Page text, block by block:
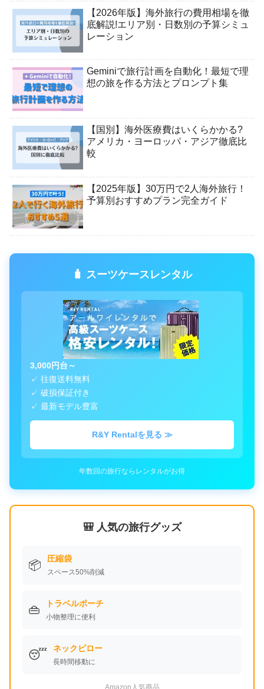
【2026年版】海外旅行の費用相場を徹
底解説!エリア別・日数別の予算シミュ
レーション
Geminiで旅行計画を自動化！最短で理
想の旅を作る方法とプロンプト集
【国別】海外医療費はいくらかかる?
アメリカ・ヨーロッパ・アジア徹底比
較
【2025年版】30万円で2人海外旅行！
予算別おすすめプラン完全ガイド
🧳 スーツケースレンタル
3,000円台～
✓ 往復送料無料
✓ 破損保証付き
✓ 最新モデル豊富
R&Y Rentalを見る ≫
年数回の旅行ならレンタルがお得
🎒 人気の旅行グッズ
📦 圧縮袋
スペース50%削減
👜 トラベルポーチ
小物整理に便利
😴 ネックピロー
長時間移動に
Amazon人気商品